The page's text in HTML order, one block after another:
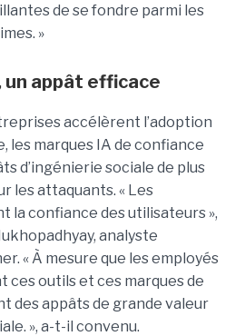
de se fondre parmi les
»
un appât efficace
accélèrent l’adoption
les marques IA de confiance
d’ingénierie sociale de plus
les attaquants. « Les
la confiance des utilisateurs »,
analyste
« À mesure que les employés
outils et ces marques de
des appâts de grande valeur
», a-t-il convenu.